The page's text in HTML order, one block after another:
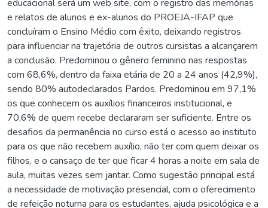
educacional será um web site, com o registro das memórias
e relatos de alunos e ex-alunos do PROEJA-IFAP que
concluíram o Ensino Médio com êxito, deixando registros
para influenciar na trajetória de outros cursistas a alcançarem
a conclusão. Predominou o gênero feminino nas respostas
com 68,6%, dentro da faixa etária de 20 a 24 anos (42,9%),
sendo 80% autodeclarados Pardos. Predominou em 97,1%
os que conhecem os auxílios financeiros institucional, e
70,6% de quem recebe declararam ser suficiente. Entre os
desafios da permanência no curso está o acesso ao instituto
para os que não recebem auxílio, não ter com quem deixar os
filhos, e o cansaço de ter que ficar 4 horas a noite em sala de
aula, muitas vezes sem jantar. Como sugestão principal está
a necessidade de motivação presencial, com o oferecimento
de refeição noturna para os estudantes, ajuda psicológica e a